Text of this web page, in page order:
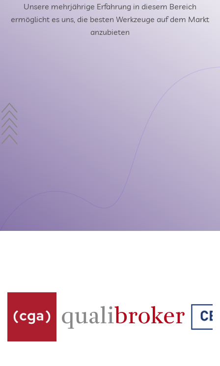
Unsere mehrjährige Erfahrung in diesem Bereich
ermöglicht es uns, die besten Werkzeuge auf dem Markt
anzubieten